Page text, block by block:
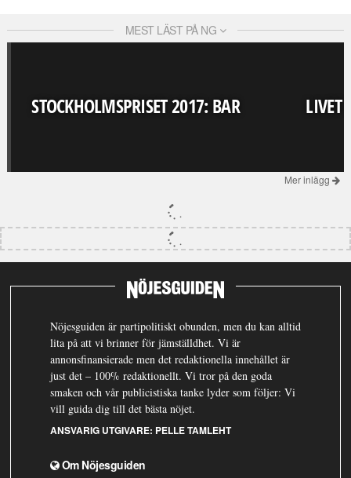
MEST LÄST PÅ NG
STOCKHOLMSPRISET 2017: BAR LIVET
Mer inlägg
Nöjesguiden är partipolitiskt obunden, men du kan alltid
lita på att vi brinner för jämställdhet. Vi är
annonsfinansierade men det redaktionella innehållet är
just det – 100% redaktionellt. Vi tror på den goda
smaken och vår publicistiska tanke lyder som följer: Vi
vill guida dig till det bästa nöjet.
ANSVARIG UTGIVARE: PELLE TAMLEHT
Om Nöjesguiden